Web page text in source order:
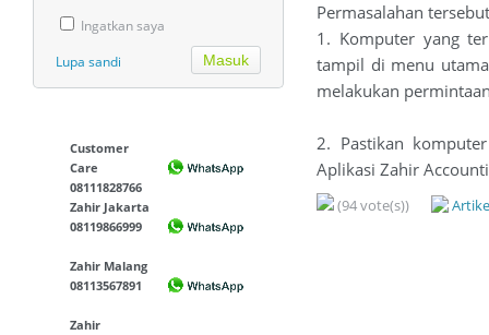
Ingatkan saya
Lupa sandi
Customer
Care
08111828766
Zahir Jakarta
08119866999
Zahir Malang
08113567891
Zahir
Permasalahan
1. Komputer yang
tampil di menu
melakukan
2. Pastikan
Aplikasi Zahir
(94 vote(s))